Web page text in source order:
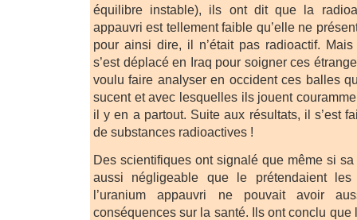
équilibre instable), ils ont dit que la
appauvri est tellement faible qu’elle ne
pour ainsi dire, il n’était pas radioactif.
s’est déplacé en Iraq pour soigner ces
voulu faire analyser en occident ces balles
sucent et avec lesquelles ils jouent
il y en a partout. Suite aux résultats, il s’est
de substances radioactives !
Des scientifiques ont signalé que même si sa
aussi négligeable que le prétendaient les
l’uranium appauvri ne pouvait avoir
conséquences sur la santé. Ils ont conclu que